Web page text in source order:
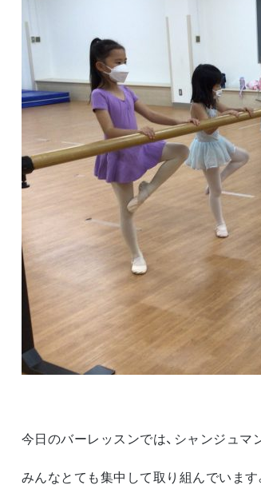
今日のバーレッスンでは、シャンジュマ
みんなとても集中して取り組んでいます